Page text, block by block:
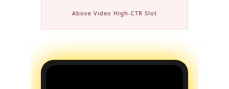
Above Video High-CTR Slot